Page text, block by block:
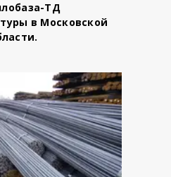
ТД
в Московской